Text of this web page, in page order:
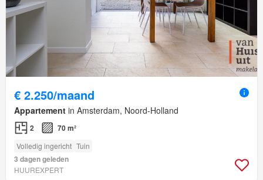
€ 2.250/maand
Appartement in Amsterdam, Noord-Holland
2 70 m²
Volledig ingericht Tuin
3 dagen geleden
HUUREXPERT